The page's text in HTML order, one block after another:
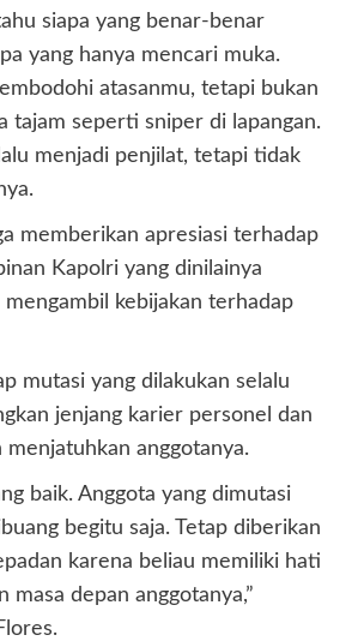
siapa yang benar-benar
yang hanya mencari muka.
atasanmu, tetapi bukan
tajam seperti sniper di lapangan.
menjadi penjilat, tetapi tidak
memberikan apresiasi terhadap
Kapolri yang dinilainya
mengambil kebijakan terhadap
mutasi yang dilakukan selalu
jenjang karier personel dan
anggotanya.
baik. Anggota yang dimutasi
begitu saja. Tetap diberikan
karena beliau memiliki hati
masa depan anggotanya,”